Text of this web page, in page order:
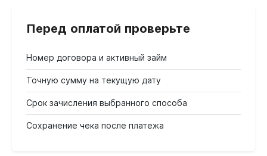
Перед оплатой проверьте
Номер договора и активный займ
Точную сумму на текущую дату
Срок зачисления выбранного способа
Сохранение чека после платежа